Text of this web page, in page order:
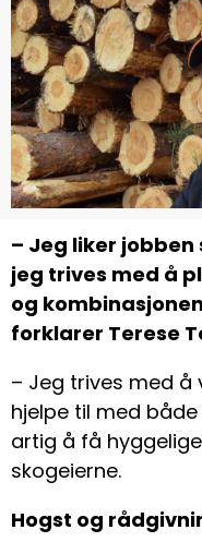
– Jeg liker
jeg trives med å
og
forklarer Terese
– Jeg trives med
hjelpe til med
artig å få
skogeierne.
Hogst og